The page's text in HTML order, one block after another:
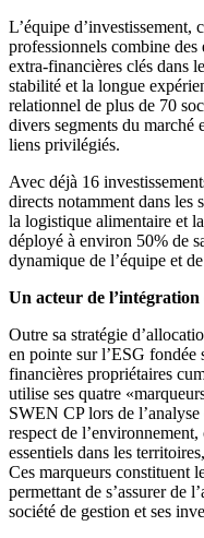
L’équipe d’investissement,
professionnels combine des
extra-financières clés dans
stabilité et la longue
relationnel de plus de 70
divers segments du marché
liens privilégiés.
Avec déjà 16
directs notamment dans les
la logistique alimentaire et
déployé à environ 50% de
dynamique de l’équipe et
Un acteur de
Outre sa stratégie
en pointe sur l’ESG fondée
financières propriétaires
utilise ses quatre
SWEN CP lors de
respect de
essentiels dans les
Ces marqueurs constituent
permettant de s’assurer de
société de gestion et ses